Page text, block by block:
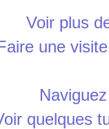
Voir plus
une
quelques